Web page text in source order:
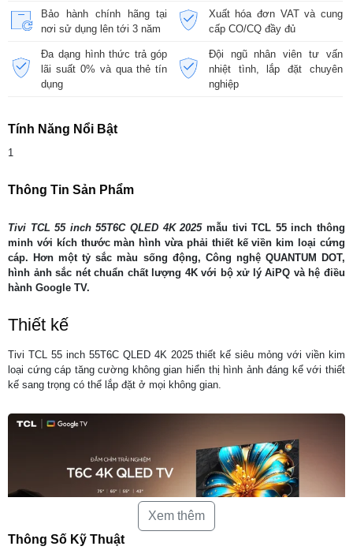
Bảo hành chính hãng tại
nơi sử dụng lên tới 3 năm
Xuất hóa đơn VAT và cung
cấp CO/CQ đầy đủ
Đa dạng hình thức trả góp
lãi suất 0% và qua thẻ tín
dụng
Đội ngũ nhân viên tư vấn
nhiệt tình, lắp đặt chuyên
nghiệp
Tính Năng Nổi Bật
1
Thông Tin Sản Phẩm
Tivi TCL 55 inch 55T6C QLED 4K 2025mẫu tivi TCL 55 inch thông
minh với kích thước màn hình vừa phải thiết kế viền kim loại cứng
cáp. Hơn một tỷ sắc màu sống động, Công nghệ QUANTUM DOT,
hình ảnh sắc nét chuẩn chất lượng 4K với bộ xử lý AiPQ và hệ điều
hành Google TV.
Thiết kế
Tivi TCL 55 inch 55T6C QLED 4K 2025 thiết kế siêu mỏng với viền kim
loại cứng cáp tăng cường không gian hiển thị hình ảnh đáng kể với thiết
kế sang trọng có thể lắp đặt ở mọi không gian.
Xem thêm
Thông Số Kỹ Thuật